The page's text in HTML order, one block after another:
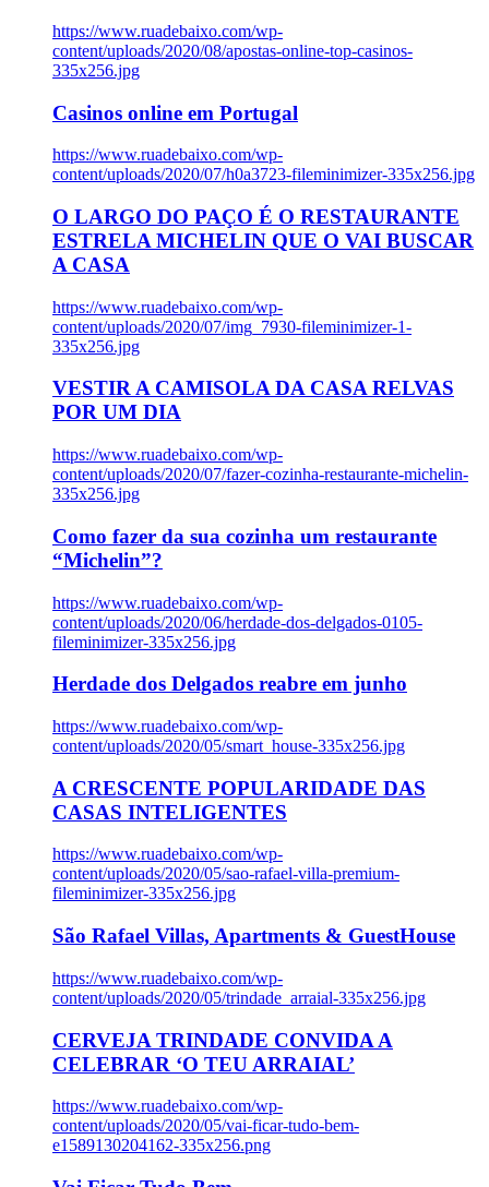
https://www.ruadebaixo.com/wp-
content/uploads/2020/08/apostas-online-top-casinos-
335x256.jpg
Casinos online em Portugal
https://www.ruadebaixo.com/wp-
content/uploads/2020/07/h0a3723-fileminimizer-335x256.jpg
O LARGO DO PAÇO É O RESTAURANTE
ESTRELA MICHELIN QUE O VAI BUSCAR
A CASA
https://www.ruadebaixo.com/wp-
content/uploads/2020/07/img_7930-fileminimizer-1-
335x256.jpg
VESTIR A CAMISOLA DA CASA RELVAS
POR UM DIA
https://www.ruadebaixo.com/wp-
content/uploads/2020/07/fazer-cozinha-restaurante-michelin-
335x256.jpg
Como fazer da sua cozinha um restaurante
“Michelin”?
https://www.ruadebaixo.com/wp-
content/uploads/2020/06/herdade-dos-delgados-0105-
fileminimizer-335x256.jpg
Herdade dos Delgados reabre em junho
https://www.ruadebaixo.com/wp-
content/uploads/2020/05/smart_house-335x256.jpg
A CRESCENTE POPULARIDADE DAS
CASAS INTELIGENTES
https://www.ruadebaixo.com/wp-
content/uploads/2020/05/sao-rafael-villa-premium-
fileminimizer-335x256.jpg
São Rafael Villas, Apartments & GuestHouse
https://www.ruadebaixo.com/wp-
content/uploads/2020/05/trindade_arraial-335x256.jpg
CERVEJA TRINDADE CONVIDA A
CELEBRAR ‘O TEU ARRAIAL’
https://www.ruadebaixo.com/wp-
content/uploads/2020/05/vai-ficar-tudo-bem-
e1589130204162-335x256.png